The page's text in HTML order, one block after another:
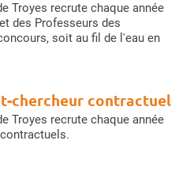
Troyes recrute chaque année
des Professeurs des
soit au fil de l'eau en
chercheur contractuel
Troyes recrute chaque année